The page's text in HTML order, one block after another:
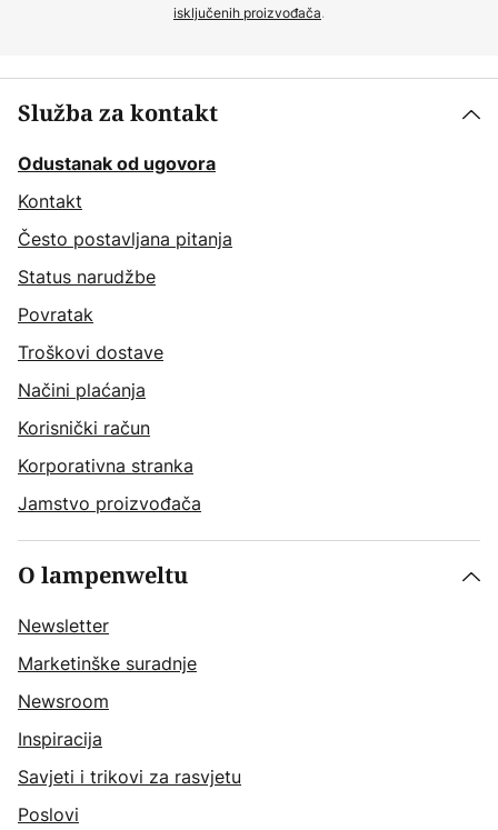
isključenih proizvođača.
Služba za kontakt
Odustanak od ugovora
Kontakt
Često postavljana pitanja
Status narudžbe
Povratak
Troškovi dostave
Načini plaćanja
Korisnički račun
Korporativna stranka
Jamstvo proizvođača
O lampenweltu
Newsletter
Marketinške suradnje
Newsroom
Inspiracija
Savjeti i trikovi za rasvjetu
Poslovi